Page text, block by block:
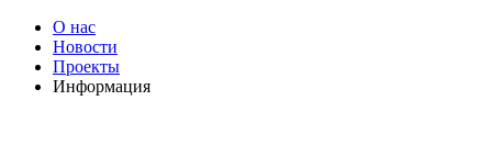
О нас
Новости
Проекты
Информация